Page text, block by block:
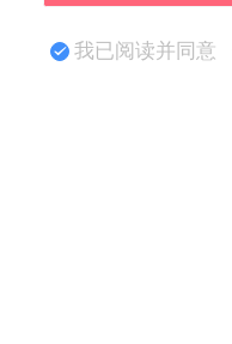
我已阅读并同意